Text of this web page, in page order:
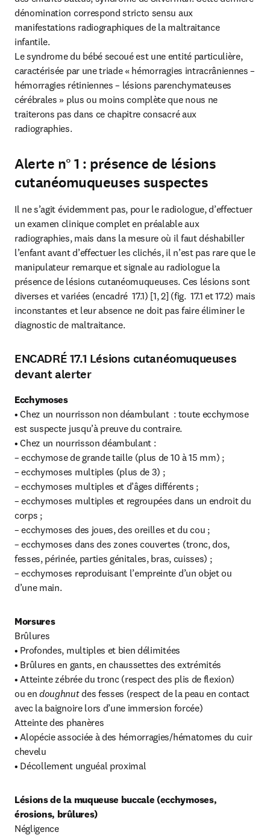
dénomination correspond stricto sensu aux
manifestations radiographiques de la maltraitance
infantile.
Le syndrome du bébé secoué est une entité particulière,
caractérisée par une triade « hémorragies intracrâniennes –
hémorragies rétiniennes – lésions parenchymateuses
cérébrales » plus ou moins complète que nous ne
traiterons pas dans ce chapitre consacré aux
radiographies.
Alerte n° 1 : présence de lésions
cutanéomuqueuses suspectes
Il ne s’agit évidemment pas, pour le radiologue, d’effectuer
un examen clinique complet en préalable aux
radiographies, mais dans la mesure où il faut déshabiller
l’enfant avant d’effectuer les clichés, il n’est pas rare que le
manipulateur remarque et signale au radiologue la
présence de lésions cutanéomuqueuses. Ces lésions sont
diverses et variées (encadré  17.1) [1, 2] (fig.  17.1 et 17.2) mais
inconstantes et leur absence ne doit pas faire éliminer le
diagnostic de maltraitance.
ENCADRÉ 17.1 Lésions cutanéomuqueuses
devant alerter
Ecchymoses
• Chez un nourrisson non déambulant  : toute ecchymose
est suspecte jusqu’à preuve du contraire.
• Chez un nourrisson déambulant :
– ecchymose de grande taille (plus de 10 à 15 mm) ;
– ecchymoses multiples (plus de 3) ;
– ecchymoses multiples et d’âges différents ;
– ecchymoses multiples et regroupées dans un endroit du
corps ;
– ecchymoses des joues, des oreilles et du cou ;
– ecchymoses dans des zones couvertes (tronc, dos,
fesses, périnée, parties génitales, bras, cuisses) ;
– ecchymoses reproduisant l’empreinte d’un objet ou
d’une main.
Morsures
Brûlures
• Profondes, multiples et bien délimitées
• Brûlures en gants, en chaussettes des extrémités
• Atteinte zébrée du tronc (respect des plis de flexion)
ou en doughnut des fesses (respect de la peau en contact
avec la baignoire lors d’une immersion forcée)
Atteinte des phanères
• Alopécie associée à des hémorragies/hématomes du cuir
chevelu
• Décollement unguéal proximal
Lésions de la muqueuse buccale (ecchymoses,
érosions, brûlures)
Négligence